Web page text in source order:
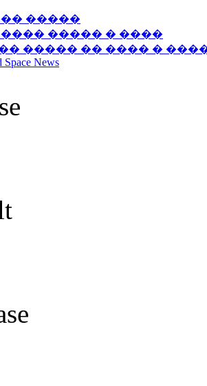
�����
����� � ����
����� �� ���� �
Space News